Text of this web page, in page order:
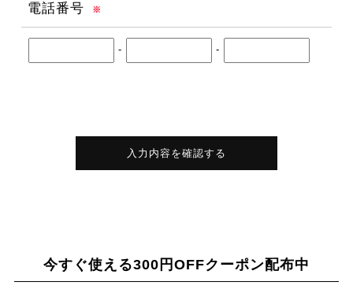
電話番号 ※
- -
入力内容を確認する
今すぐ使える300円OFFクーポン配布中